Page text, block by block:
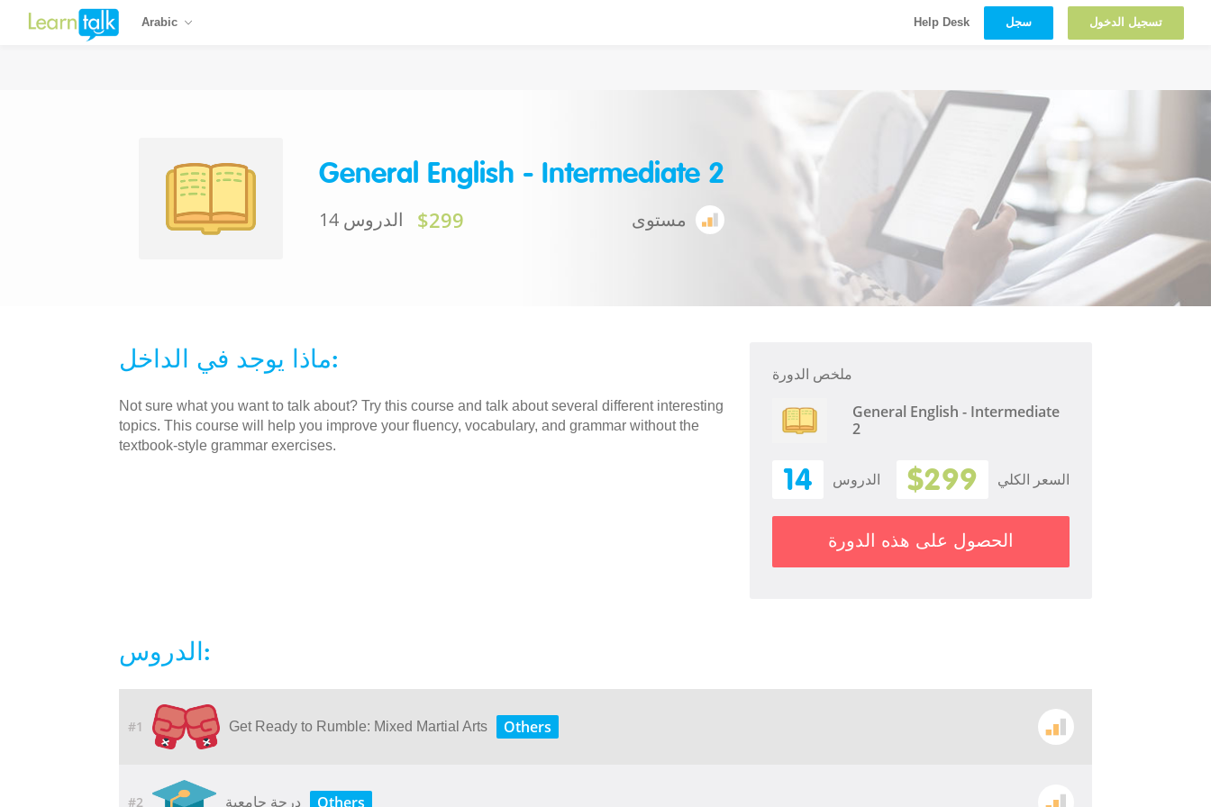
Arabic Help Desk سجل تسجيل الدخول
General English - Intermediate 2
14 الدروس $299 مستوى
ماذا يوجد في الداخل:
Not sure what you want to talk about? Try this course and talk about several different interesting
topics. This course will help you improve your fluency, vocabulary, and grammar without the
textbook-style grammar exercises.
ملخص الدورة
General English - Intermediate
2
14 الدروس $299 السعر الكلي
الحصول على هذه الدورة
الدروس:
#1 Get Ready to Rumble: Mixed Martial Arts Others
#2 درجة جامعية Others